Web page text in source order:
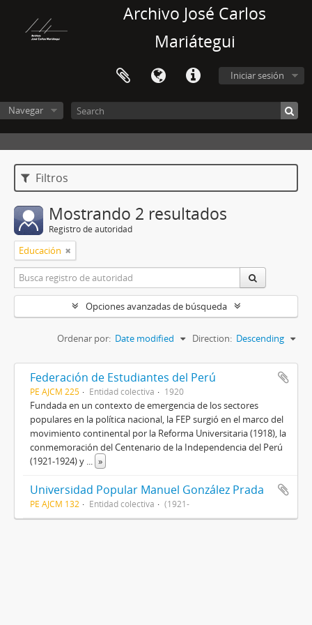
Archivo José Carlos
Mariátegui
Iniciar sesión
Navegar
Filtros
Mostrando 2 resultados
Registro de autoridad
Educación
Opciones avanzadas de búsqueda
Ordenar por: Date modified Direction: Descending
Federación de Estudiantes del Perú
PE AJCM 225 Entidad colectiva 1920
Fundada en un contexto de emergencia de los sectores
populares en la política nacional, la FEP surgió en el marco del
movimiento continental por la Reforma Universitaria (1918), la
conmemoración del Centenario de la Independencia del Perú
(1921-1924) y ... »
Universidad Popular Manuel González Prada
PE AJCM 132 Entidad colectiva (1921-